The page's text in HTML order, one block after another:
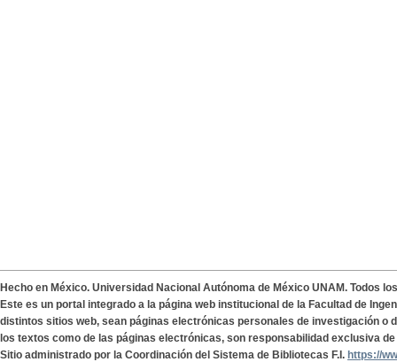
Hecho en México. Universidad Nacional Autónoma de México UNAM. Todos
Este es un portal integrado a la página web institucional de la Facultad de
distintos sitios web, sean páginas electrónicas personales de investigación o
los textos como de las páginas electrónicas, son responsabilidad exclusiva
Sitio administrado por la Coordinación del Sistema de Bibliotecas F.I. https://